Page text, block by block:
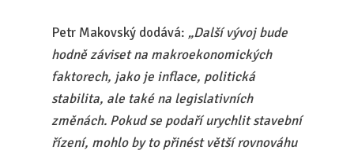
Petr Makovský dodává: „Další vývoj bude
hodně záviset na makroekonomických
faktorech, jako je inflace, politická
stabilita, ale také na legislativních
změnách. Pokud se podaří urychlit stavební
řízení, mohlo by to přinést větší rovnováhu